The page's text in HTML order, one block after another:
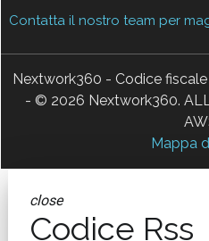
Contatta il nostro team per
Nextwork360 - Codice
- © 2026 Nextwork360. ALL
Mappa
close
Codice Rss